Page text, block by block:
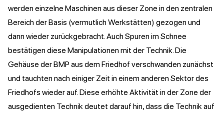
werden einzelne Maschinen aus dieser Zone in den zentralen
Bereich der Basis (vermutlich Werkstätten) gezogen und
dann wieder zurückgebracht. Auch Spuren im Schnee
bestätigen diese Manipulationen mit der Technik. Die
Gehäuse der BMP aus dem Friedhof verschwanden zunächst
und tauchten nach einiger Zeit in einem anderen Sektor des
Friedhofs wieder auf. Diese erhöhte Aktivität in der Zone der
ausgedienten Technik deutet darauf hin, dass die Technik auf